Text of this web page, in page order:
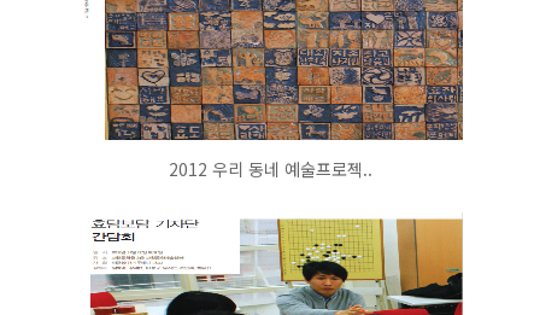
2012 우리 동네 예술프로젝..